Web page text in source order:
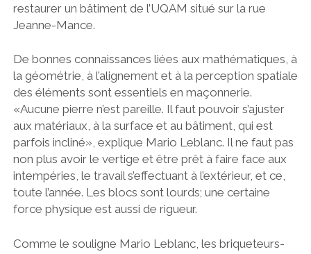
restaurer un bâtiment de l’UQAM situé sur la rue
Jeanne-Mance.
De bonnes connaissances liées aux mathématiques, à
la géométrie, à l’alignement et à la perception spatiale
des éléments sont essentiels en maçonnerie.
«Aucune pierre n’est pareille. Il faut pouvoir s’ajuster
aux matériaux, à la surface et au bâtiment, qui est
parfois incliné», explique Mario Leblanc. Il ne faut pas
non plus avoir le vertige et être prêt à faire face aux
intempéries, le travail s’effectuant à l’extérieur, et ce,
toute l’année. Les blocs sont lourds; une certaine
force physique est aussi de rigueur.
Comme le souligne Mario Leblanc, les briqueteurs-